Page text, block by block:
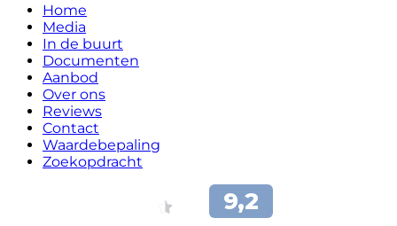
Home
Media
In de buurt
Documenten
Aanbod
Over ons
Reviews
Contact
Waardebepaling
Zoekopdracht